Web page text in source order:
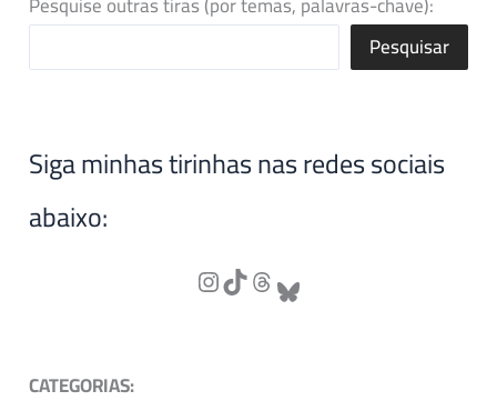
Pesquisar
Siga minhas tirinhas nas redes sociais
abaixo:
CATEGORIAS: